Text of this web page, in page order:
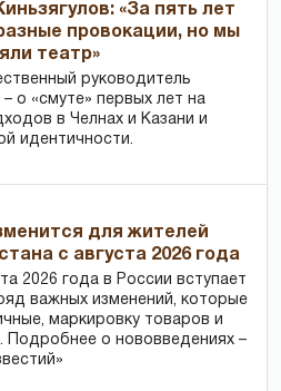
«За пять лет
провокации, но мы
театр»
руководитель
о «смуте» первых лет на
в Челнах и Казани и
идентичности.
для жителей
с августа 2026 года
2026 года в России вступает
важных изменений, которые
маркировку товаров и
Подробнее о нововведениях –